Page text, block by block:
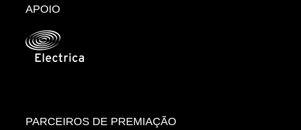
APOIO
PARCEIROS DE PREMIAÇÃO